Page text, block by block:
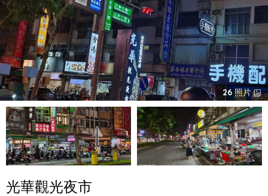
26照片
光華觀光夜市